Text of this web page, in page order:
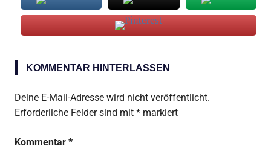
Glasnudeln
KOMMENTAR HINTERLASSEN
Deine E-Mail-Adresse wird nicht veröffentlicht.
Erforderliche Felder sind mit * markiert
Kommentar *